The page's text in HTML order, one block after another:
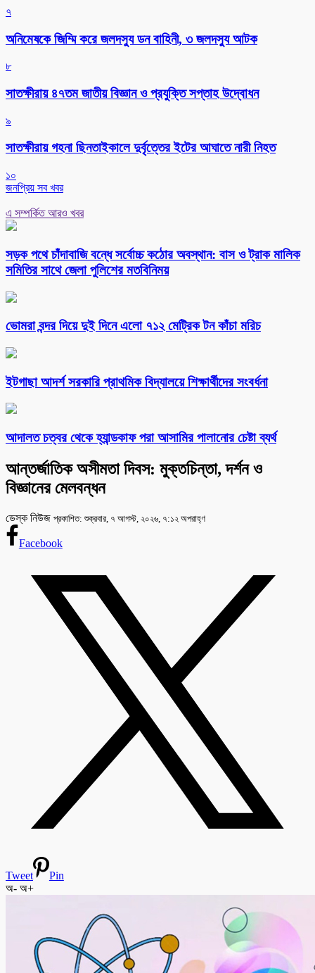
৭
অনিমেষকে জিম্মি করে জলদস্যু ডন বাহিনী, ৩ জলদস্যু আটক
৮
সাতক্ষীরায় ৪৭তম জাতীয় বিজ্ঞান ও প্রযুক্তি সপ্তাহ উদ্বোধন
৯
সাতক্ষীরায় গহনা ছিনতাইকালে দুর্বৃত্তের ইটের আঘাতে নারী নিহত
১০
জনপ্রিয় সব খবর
এ সম্পর্কিত আরও খবর
সড়ক পথে চাঁদাবাজি বন্ধে সর্বোচ্চ কঠোর অবস্থান: বাস ও ট্রাক মালিক
সমিতির সাথে জেলা পুলিশের মতবিনিময়
ভোমরা বন্দর দিয়ে দুই দিনে এলো ৭১২ মেট্রিক টন কাঁচা মরিচ
ইটগাছা আদর্শ সরকারি প্রাথমিক বিদ্যালয়ে শিক্ষার্থীদের সংবর্ধনা
আদালত চত্বর থেকে হ্যান্ডকাফ পরা আসামির পালানোর চেষ্টা ব্যর্থ
আন্তর্জাতিক অসীমতা দিবস: মুক্তচিন্তা, দর্শন ও
বিজ্ঞানের মেলবন্ধন
ডেস্ক নিউজ প্রকাশিত: শুক্রবার, ৭ আগস্ট, ২০২৬, ৭:১২ অপরাহ্ণ
Facebook
Tweet
Pin
অ- অ+